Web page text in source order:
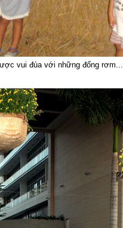
vui đùa với những đống rơm...